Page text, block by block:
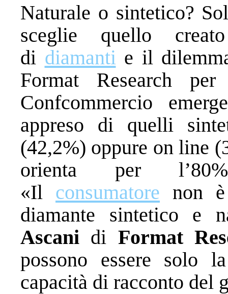
Naturale o sintetico?
sceglie quello
di diamanti e il
Format Research per
Confcommercio
appreso di quelli
(42,2%) oppure on line
orienta per
«Il consumatore non
diamante sintetico e
Ascani di Format
possono essere solo
capacità di racconto del